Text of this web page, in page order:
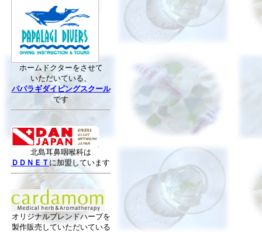
ホームドクターをさせて
いただいている、
パパラギダイビングスクール
です
北島耳鼻咽喉科は
ＤＤＮＥＴ に加盟しています
オリジナルブレンドハーブを
製作販売していただいている